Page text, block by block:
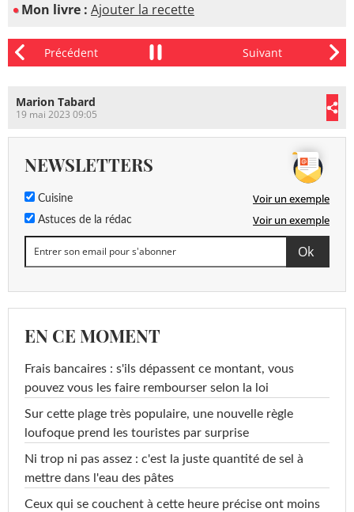
Mon livre : Ajouter la recette
Marion Tabard
19 mai 2023 09:05
NEWSLETTERS
Cuisine Voir un exemple
Astuces de la rédac Voir un exemple
EN CE MOMENT
Frais bancaires : s'ils dépassent ce montant, vous
pouvez vous les faire rembourser selon la loi
Sur cette plage très populaire, une nouvelle règle
loufoque prend les touristes par surprise
Ni trop ni pas assez : c'est la juste quantité de sel à
mettre dans l'eau des pâtes
Ceux qui se couchent à cette heure précise ont moins